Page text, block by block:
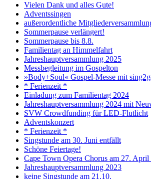
Vielen Dank und alles Gute!
Adventssingen
außerordentliche
Sommerpause verlängert!
Sommerpause bis 8.8.
Familientag an Himmelfahrt
Jahreshauptversammlung 2025
Messbegleitung im Gospelton
»Body+Soul« Gospel-Messe mit
* Ferienzeit *
Einladung zum Familientag 2024
Jahreshauptversammlung 2024 mit
SVW Crowdfunding für LED-Flutlicht
Adventskonzert
* Ferienzeit *
Singstunde am 30. Juni entfällt
Schöne Feiertage!
Cape Town Opera Chorus am 27.
Jahreshauptversammlung 2023
keine Singstunde am 21.10.